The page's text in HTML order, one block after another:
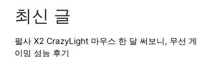
최신 글
펄사 X2 CrazyLight 마우스 한 달 써보니, 무선 게
이밍 성능 후기